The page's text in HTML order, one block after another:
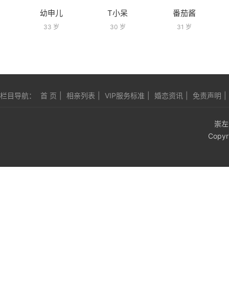
幼申儿
33 岁
T小呆
30 岁
番茄酱
31 岁
栏目导航： 首 页 相亲列表 VIP服务标准 婚恋资讯 免责声明
崇